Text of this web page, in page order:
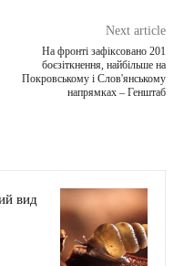
Next article
На фронті зафіксовано 201
боєзіткнення, найбільше на
Покровському і Слов'янському
напрямках – Генштаб
вид